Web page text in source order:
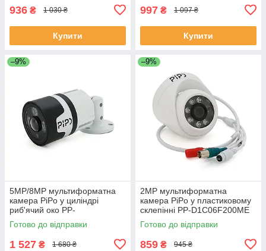
936 ₴ 1 030 ₴
Купити
997 ₴ 1 097 ₴
Купити
–9%
5MP/8MP мультиформатна
камера PiPo у циліндрі
риб'ячий око PP-
B2G03F500FA-A 1,8 (мм)
ЕКОБОКС
Готово до відправки
1 527 ₴ 1 680 ₴
–9%
2MP мультиформатна
камера PiPo у пластиковому
склепінні PP-D1C06F200ME
2,8 (мм) ЕКОБОКС
Готово до відправки
859 ₴ 945 ₴